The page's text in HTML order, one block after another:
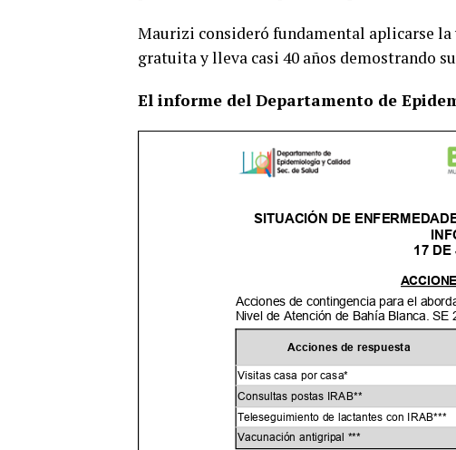
Maurizi consideró fundamental aplicarse
gratuita y lleva casi 40 años demostrando
El informe del Departamento de